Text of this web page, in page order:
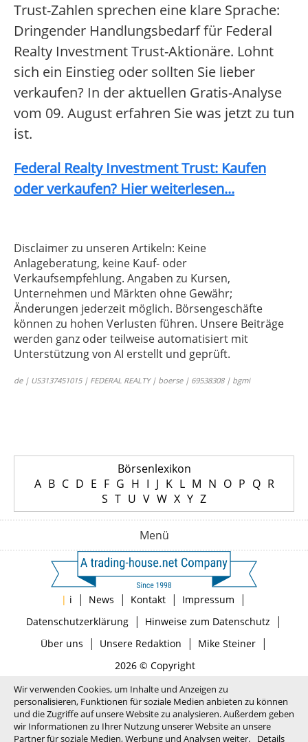
Trust-Zahlen sprechen eine klare Sprache:
Dringender Handlungsbedarf für Federal
Realty Investment Trust-Aktionäre. Lohnt
sich ein Einstieg oder sollten Sie lieber
verkaufen? In der aktuellen Gratis-Analyse
vom 09. August erfahren Sie was jetzt zu tun
ist.
Federal Realty Investment Trust: Kaufen
oder verkaufen? Hier weiterlesen...
Disclaimer zu unseren Artikeln: Keine
Anlageberatung, keine Kauf- oder
Verkaufsempfehlung. Angaben zu Kursen,
Unternehmen und Märkten ohne Gewähr;
Änderungen jederzeit möglich. Börsengeschäfte
können zu hohen Verlusten führen. Unsere Beiträge
werden ganz oder teilweise automatisiert mit
Unterstützung von AI erstellt und geprüft.
de | US3137451015 | FEDERAL REALTY | boerse | 69538308 | bgmi
Börsenlexikon
A B C D E F G H I J K L M N O P Q R
S T U V W X Y Z
Menü
| i | News | Kontakt | Impressum |
Datenschutzerklärung| Hinweise zum Datenschutz |
Über uns | Unsere Redaktion | Mike Steiner|
2026 © Copyright
Wir verwenden Cookies, um Inhalte und Anzeigen zu
personalisieren, Funktionen für soziale Medien anbieten zu können
und die Zugriffe auf unsere Website zu analysieren. Außerdem geben
wir Informationen zu Ihrer Nutzung unserer Website an unsere
Partner für soziale Medien, Werbung und Analysen weiter.
Details